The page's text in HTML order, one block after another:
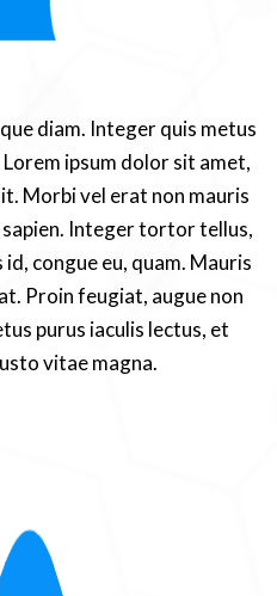
diam. Integer quis metus
ipsum dolor sit amet,
Morbi vel erat non mauris
Integer tortor tellus,
congue eu, quam. Mauris
Proin feugiat, augue non
purus iaculis lectus, et
vitae magna.